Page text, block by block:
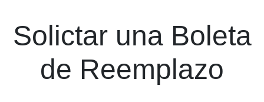
Solictar una Boleta
de Reemplazo